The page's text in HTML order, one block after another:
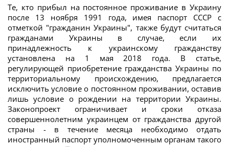
Те, кто прибыл на постоянное проживание в Украину
после 13 ноября 1991 года, имея паспорт СССР с
отметкой "гражданин Украины", также будут считаться
гражданами Украины в случае, если их
принадлежность к украинскому гражданству
установлена на 1 мая 2018 года. В статье,
регулирующей приобретение гражданства Украины по
территориальному происхождению, предлагается
исключить условие о постоянном проживании, оставив
лишь условие о рождении на территории Украины.
Законопроект ограничивает и сроки отказа
совершеннолетним украинцем от гражданства другой
страны - в течение месяца необходимо отдать
иностранный паспорт уполномоченным органам такого